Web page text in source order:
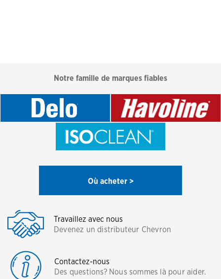
Notre famille de marques fiables
Où acheter >
Travaillez avec nous
Devenez un distributeur Chevron
Contactez-nous
Des questions? Nous sommes là pour aider.